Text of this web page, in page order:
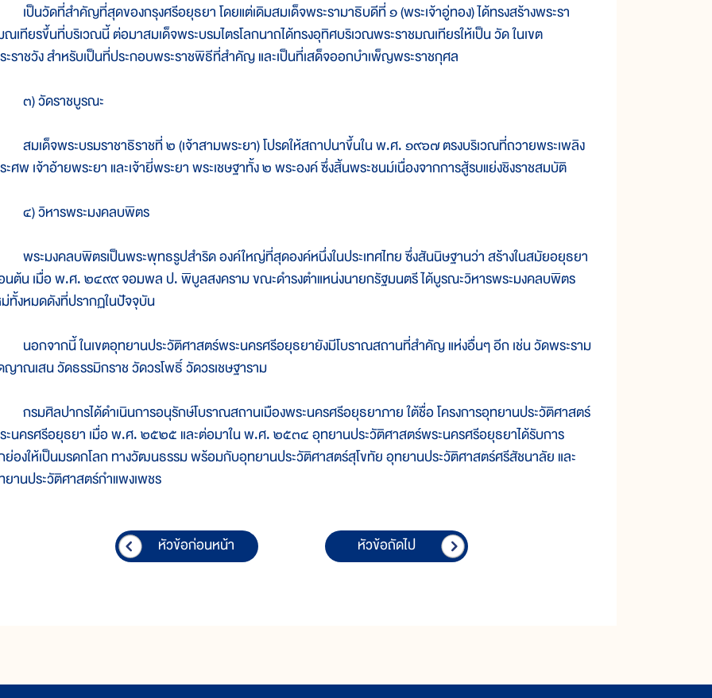
เป็นวัดที่สำคัญที่สุดของกรุงศรีอยุธยา โดยแต่เดิมสมเด็จพระรามาธิบดีที่ ๑ (พระเจ้าอู่ทอง) ได้ทรงสร้างพระรา
เทียรขึ้นที่บริเวณนี้ ต่อมาสมเด็จพระบรมไตรโลกนาถได้ทรงอุทิศบริเวณพระราชมณเทียรให้เป็น วัด ในเขต
ราชวัง สำหรับเป็นที่ประกอบพระราชพิธีที่สำคัญ และเป็นที่เสด็จออกบำเพ็ญพระราชกุศล
๓) วัดราชบูรณะ
สมเด็จพระบรมราชาธิราชที่ ๒ (เจ้าสามพระยา) โปรดให้สถาปนาขึ้นใน พ.ศ. ๑๙๖๗ ตรงบริเวณที่ถวายพระเพลิง
ศพ เจ้าอ้ายพระยา และเจ้ายี่พระยา พระเชษฐาทั้ง ๒ พระองค์ ซึ่งสิ้นพระชนม์เนื่องจากการสู้รบแย่งชิงราชสมบัติ
๔) วิหารพระมงคลบพิตร
พระมงคลบพิตรเป็นพระพุทธรูปสำริด องค์ใหญ่ที่สุดองค์หนึ่งในประเทศไทย ซึ่งสันนิษฐานว่า สร้างในสมัยอยุธยา
นต้น เมื่อ พ.ศ. ๒๔๙๙ จอมพล ป. พิบูลสงคราม ขณะดำรงตำแหน่งนายกรัฐมนตรี ได้บูรณะวิหารพระมงคลบพิตร
ทั้งหมดดังที่ปรากฏในปัจจุบัน
นอกจากนี้ ในเขตอุทยานประวัติศาสตร์พระนครศรีอยุธยายังมีโบราณสถานที่สำคัญ แห่งอื่นๆ อีก เช่น วัดพระราม
าณเสน วัดธรรมิกราช วัดวรโพธิ์ วัดวรเชษฐาราม
กรมศิลปากรได้ดำเนินการอนุรักษ์โบราณสถานเมืองพระนครศรีอยุธยาภาย ใต้ชื่อ โครงการอุทยานประวัติศาสตร์
ะนครศรีอยุธยา เมื่อ พ.ศ. ๒๕๒๕ และต่อมาใน พ.ศ. ๒๕๓๔ อุทยานประวัติศาสตร์พระนครศรีอยุธยาได้รับการ
องให้เป็นมรดกโลก ทางวัฒนธรรม พร้อมกับอุทยานประวัติศาสตร์สุโขทัย อุทยานประวัติศาสตร์ศรีสัชนาลัย และ
านประวัติศาสตร์กำแพงเพชร
หัวข้อก่อนหน้า หัวข้อถัดไป